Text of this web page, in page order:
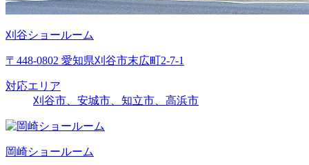
刈谷ショールーム
〒448-0802 愛知県刈谷市末広町2-7-1
対応エリア
刈谷市、安城市、知立市、高浜市
岡崎ショールーム